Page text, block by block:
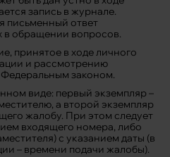
запись в журнале.
письменный ответ
в обращении вопросов.
принятое в ходе личного
и рассмотрению
законом.
виде: первый экземпляр –
а второй экземпляр
жалобу. При этом следует
входящего номера, либо
с указанием даты (в
– времени подачи жалобы).